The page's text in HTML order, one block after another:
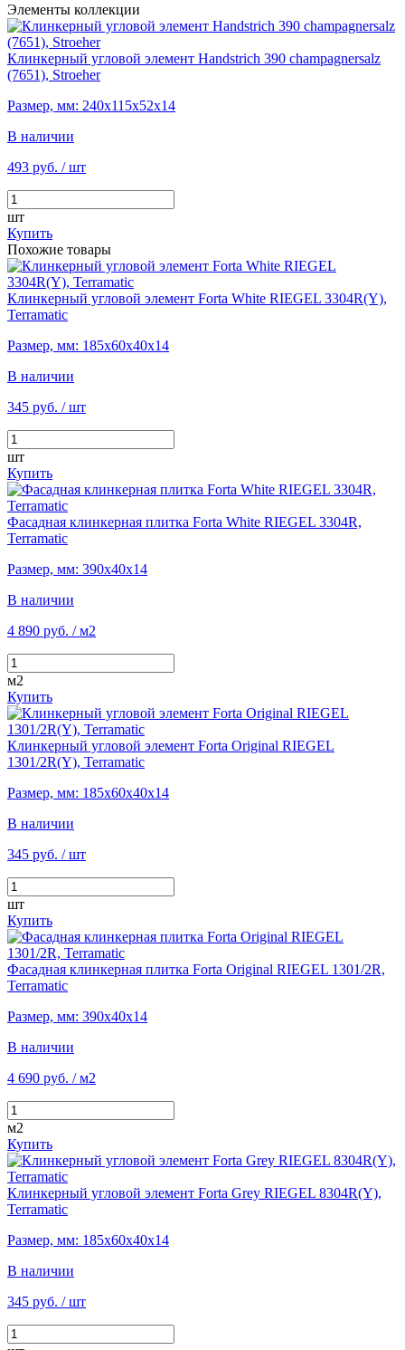
Элементы коллекции
Клинкерный угловой элемент Handstrich 390 champagnersalz
(7651), Stroeher
Размер, мм: 240х115х52х14
В наличии
493 руб. / шт
шт
Купить
Похожие товары
Клинкерный угловой элемент Forta White RIEGEL 3304R(Y),
Terramatic
Размер, мм: 185х60х40х14
В наличии
345 руб. / шт
шт
Купить
Фасадная клинкерная плитка Forta White RIEGEL 3304R,
Terramatic
Размер, мм: 390х40х14
В наличии
4 890 руб. / м2
м2
Купить
Клинкерный угловой элемент Forta Original RIEGEL
1301/2R(Y), Terramatic
Размер, мм: 185х60х40х14
В наличии
345 руб. / шт
шт
Купить
Фасадная клинкерная плитка Forta Original RIEGEL 1301/2R,
Terramatic
Размер, мм: 390х40х14
В наличии
4 690 руб. / м2
м2
Купить
Клинкерный угловой элемент Forta Grey RIEGEL 8304R(Y),
Terramatic
Размер, мм: 185х60х40х14
В наличии
345 руб. / шт